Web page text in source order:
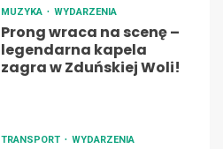
MUZYKA WYDARZENIA
Prong wraca na scenę –
legendarna kapela
zagra w Zduńskiej Woli!
TRANSPORT WYDARZENIA